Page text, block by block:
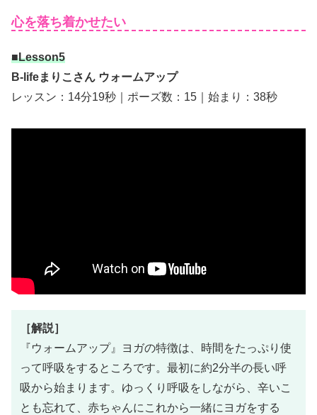
心を落ち着かせたい
■Lesson5
B-lifeまりこさん ウォームアップ
レッスン：14分19秒｜ポーズ数：15｜始まり：38秒
［解説］
『ウォームアップ』ヨガの特徴は、時間をたっぷり使
って呼吸をするところです。最初に約2分半の長い呼
吸から始まります。ゆっくり呼吸をしながら、辛いこ
とも忘れて、赤ちゃんにこれから一緒にヨガをする